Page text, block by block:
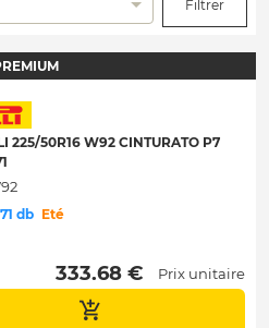
Filtrer
225/50R16 W92 CINTURATO P7
71 db Eté
333.68 € Prix unitaire